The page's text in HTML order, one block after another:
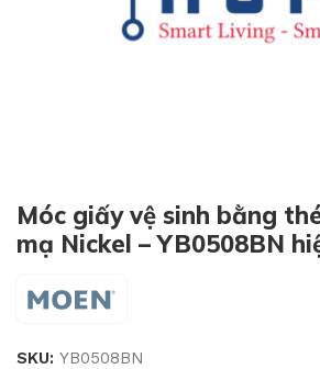
Móc giấy vệ sinh bằng
mạ Nickel – YB0508BN
SKU: YB0508BN